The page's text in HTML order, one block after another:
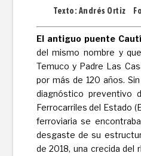
Texto: Andrés Ortiz
El antiguo puente
del mismo nombre y
Temuco y Padre Las
por más de 120 años.
diagnóstico preventivo
Ferrocarriles del Estado
ferroviaria se
desgaste de su
de 2018, una crecida del